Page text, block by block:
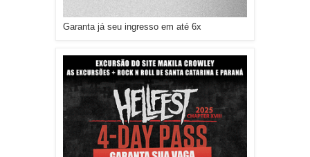
Garanta já seu ingresso em até 6x